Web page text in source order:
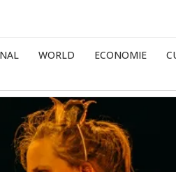
WORLD ECONOMIE